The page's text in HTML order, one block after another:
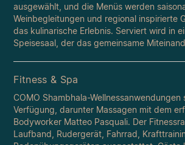
ausgewählt, und die Menüs werden
Weinbegleitungen und regional inspirierte
das kulinarische Erlebnis. Serviert wird in
Speisesaal, der das gemeinsame
Fitness & Spa
COMO Shambhala-
Verfügung, darunter Massagen mit dem
Bodyworker Matteo Pasquali. Der
Laufband, Rudergerät, Fahrrad,